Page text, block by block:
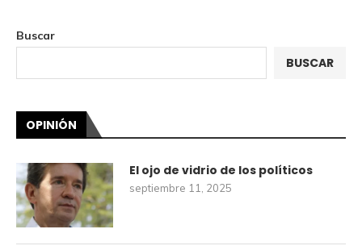
Buscar
BUSCAR
OPINIÓN
El ojo de vidrio de los políticos
septiembre 11, 2025